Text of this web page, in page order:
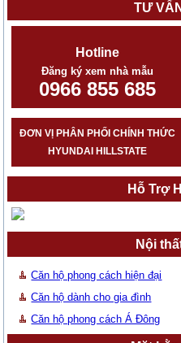
TƯ
Hotline
Đăng ký xem nhà mẫu
0966 855 685
ĐƠN VỊ PHÂN PHỐI CHÍNH THỨC
HYUNDAI HILLSTATE
Hỗ Trợ
Nội
Căn hộ phong cách hiện đại
Căn hộ dành cho gia đình
Căn hộ phong cách Á Đông